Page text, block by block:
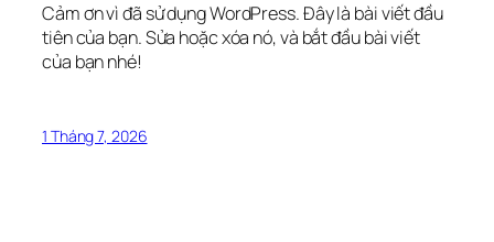
Cảm ơn vì đã sử dụng WordPress. Đây là bài viết đầu
tiên của bạn. Sửa hoặc xóa nó, và bắt đầu bài viết
của bạn nhé!
1 Tháng 7, 2026